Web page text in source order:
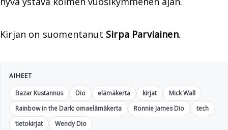
Kirjan on suomentanut Sirpa Parviainen.
AIHEET
Bazar Kustannus
Dio elämäkerta kirjat
Mick Wall
Rainbow in the Dark: omaelämäkerta
Ronnie James Dio
tech
tietokirjat
Wendy Dio